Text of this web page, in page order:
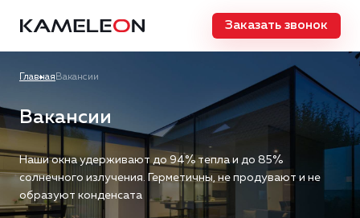
Заказать звонок
Главная Вакансии
Вакансии
Наши окна удерживают до 94% тепла и до 85%
солнечного излучения. Герметичны, не продувают и не
образуют конденсата